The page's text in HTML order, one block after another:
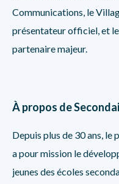
Communications, le
présentateur officiel, et
partenaire majeur.
À propos de
Depuis plus de 30 ans, le
a pour mission le
jeunes des écoles